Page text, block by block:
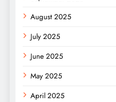
August 2025
July 2025
June 2025
May 2025
April 2025